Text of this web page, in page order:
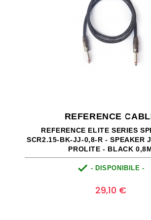
REFERENCE
REFERENCE ELITE SERIES
SCR2.15-BK-JJ-0,8-R - SPEAKER
PROLITE - BLACK
 - DISPONIBILE -
29,10 €